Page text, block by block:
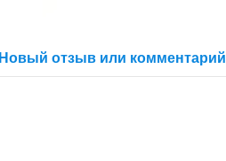
Новый отзыв или комментарий